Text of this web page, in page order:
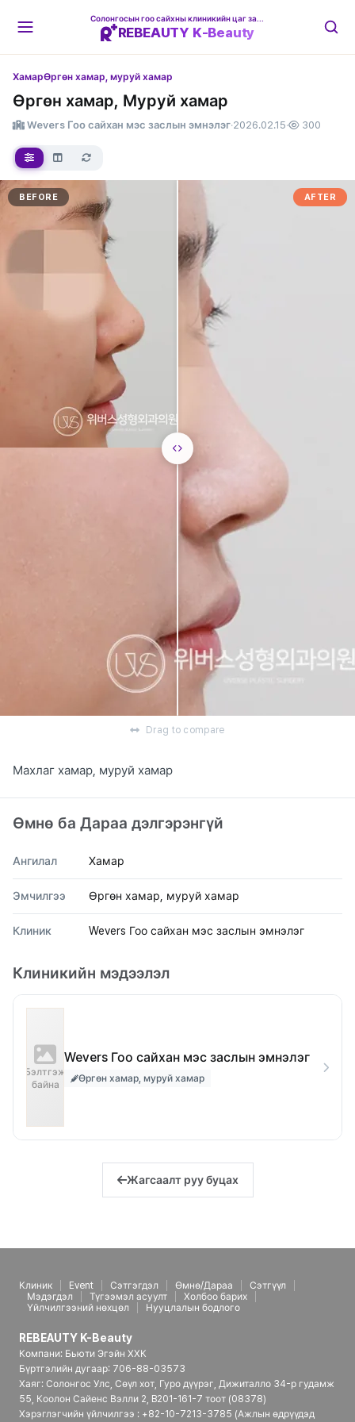
REBEAUTY K-Beauty
ХамарӨргөн хамар, муруй хамар
Өргөн хамар, Муруй хамар
Wevers Гоо сайхан мэс заслын эмнэлэг·2026.02.15· 300
AFTER
BEFORE
Drag to compare
Махлаг хамар, муруй хамар
Өмнө ба Дараа дэлгэрэнгүй
Ангилал Хамар
Эмчилгээ Өргөн хамар, муруй хамар
Клиник Wevers Гоо сайхан мэс заслын эмнэлэг
Клиникийн мэдээлэл
Бэлтгэж
байна
Wevers Гоо сайхан мэс заслын эмнэлэг
Өргөн хамар, муруй хамар
Жагсаалт руу буцах
Клиник Event Сэтгэгдэл Өмнө/Дараа
Сэтгүүл
Мэдэгдэл
Түгээмэл асуулт
Холбоо барих
Үйлчилгээний нөхцөл
Нууцлалын бодлого
REBEAUTY K-Beauty
Компани: Бьюти Эгэйн ХХК
Бүртгэлийн дугаар: 706-88-03573
Хаяг: Солонгос Улс, Сөүл хот, Гуро дүүрэг, Дижиталло 34-р гудамж
55, Коолон Сайенс Вэлли 2, B201-161-7 тоот (08378)
Хэрэглэгчийн үйлчилгээ : +82-10-7213-3785 (Ажлын өдрүүдэд